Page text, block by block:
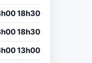
18h30
18h30
13h00